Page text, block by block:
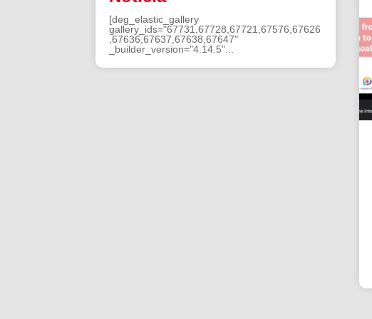
[deg_elastic_gallery
gallery_ids="67731,67728,67721,67576,67626
,67636,67637,67638,67647"
_builder_version="4.14.5"...